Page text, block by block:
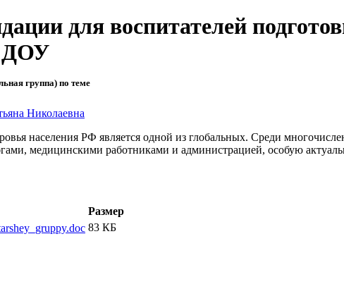
для воспитателей
ДОУ
группа) по теме
Николаевна
населения РФ является одной из глобальных. Среди
медицинскими работниками и администрацией, особую
Размер
83 КБ